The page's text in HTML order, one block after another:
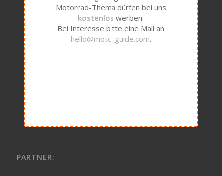
Motorrad-Thema dürfen bei uns
kostenlos werben.
Bei Interesse bitte eine Mail an
hello@moto-guide.com.
PARTNER: